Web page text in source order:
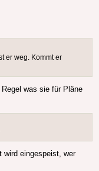
er weg. Kommt er
was sie für Pläne
wird eingespeist, wer